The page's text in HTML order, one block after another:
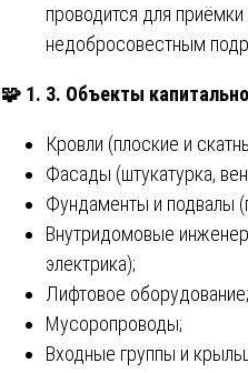
проводится для
недобросовестным
🧩 1. 3. Объекты
Кровли (плоские и
Фасады (штукатурка,
Фундаменты и подвалы
Внутридомовые
электрика);
Лифтовое оборудование;
Мусоропроводы;
Входные группы и